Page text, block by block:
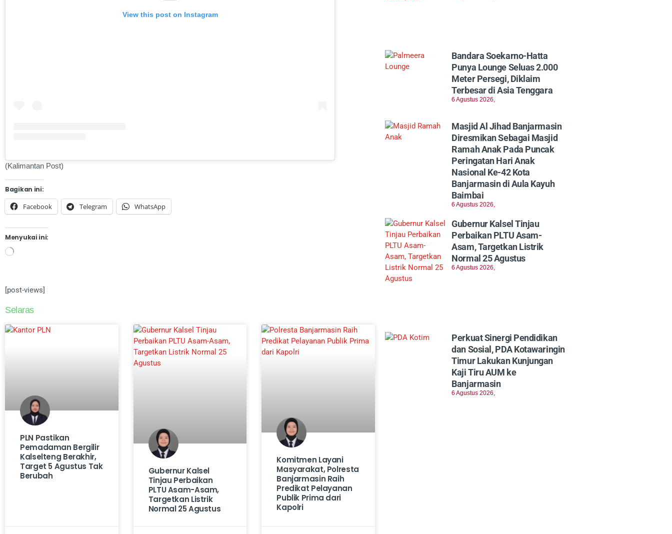
View this post on Instagram
(Kalimantan Post)
Bagikan ini:
Facebook Telegram WhatsApp
Menyukai ini:
[post-views]
Selaras
PLN Pastikan
Pemadaman Bergilir
Kalselteng Berakhir,
Target 5 Agustus Tak
Berubah
Gubernur Kalsel
Tinjau Perbaikan
PLTU Asam-Asam,
Targetkan Listrik
Normal 25 Agustus
Komitmen Layani
Masyarakat, Polresta
Banjarmasin Raih
Predikat Pelayanan
Publik Prima dari
Kapolri
Bandara Soekarno-Hatta
Punya Lounge Seluas 2.000
Meter Persegi, Diklaim
Terbesar di Asia Tenggara
6 Agustus 2026,
Masjid Al Jihad Banjarmasin
Diresmikan Sebagai Masjid
Ramah Anak Pada Puncak
Peringatan Hari Anak
Nasional Ke-42 Kota
Banjarmasin di Aula Kayuh
Baimbai
6 Agustus 2026,
Gubernur Kalsel Tinjau
Perbaikan PLTU Asam-
Asam, Targetkan Listrik
Normal 25 Agustus
6 Agustus 2026,
Perkuat Sinergi Pendidikan
dan Sosial, PDA Kotawaringin
Timur Lakukan Kunjungan
Kaji Tiru AUM ke
Banjarmasin
6 Agustus 2026,